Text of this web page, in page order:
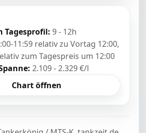
Tagesprofil: 9 - 12h
11:59 relativ zu Vortag 12:00,
zum Tagespreis um 12:00
2.109 - 2.329 €/l
Chart öffnen